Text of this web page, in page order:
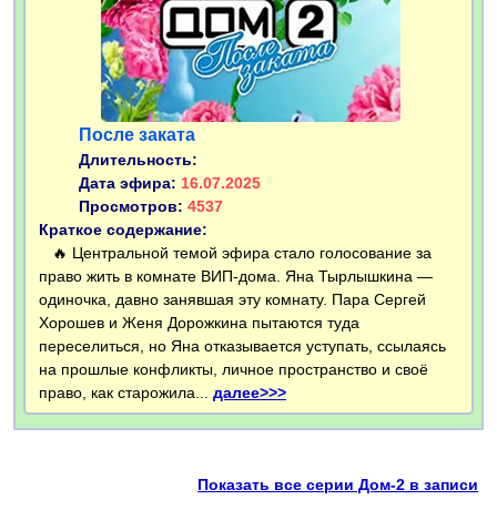
После заката
Длительность:
Дата эфира: 16.07.2025
Просмотров: 4537
Краткое содержание:
🔥 Центральной темой эфира стало голосование за
право жить в комнате ВИП-дома. Яна Тырлышкина —
одиночка, давно занявшая эту комнату. Пара Сергей
Хорошев и Женя Дорожкина пытаются туда
переселиться, но Яна отказывается уступать, ссылаясь
на прошлые конфликты, личное пространство и своё
право, как старожила... далее>>>
Показать все серии Дом-2 в записи